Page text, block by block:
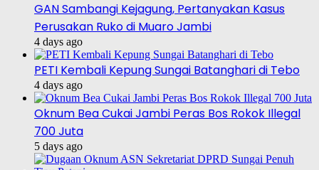
GAN Sambangi Kejagung, Pertanyakan Kasus
Perusakan Ruko di Muaro Jambi
4 days ago
PETI Kembali Kepung Sungai Batanghari di Tebo
4 days ago
Oknum Bea Cukai Jambi Peras Bos Rokok Illegal
700 Juta
5 days ago